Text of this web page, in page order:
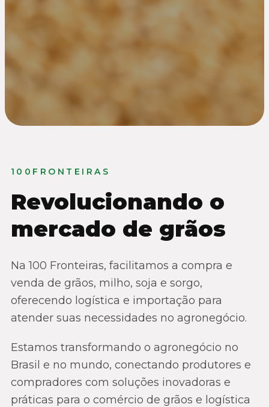
100FRONTEIRAS
Revolucionando o
mercado de grãos
Na 100 Fronteiras, facilitamos a compra e
venda de grãos, milho, soja e sorgo,
oferecendo logística e importação para
atender suas necessidades no agronegócio.
Estamos transformando o agronegócio no
Brasil e no mundo, conectando produtores e
compradores com soluções inovadoras e
práticas para o comércio de grãos e logística